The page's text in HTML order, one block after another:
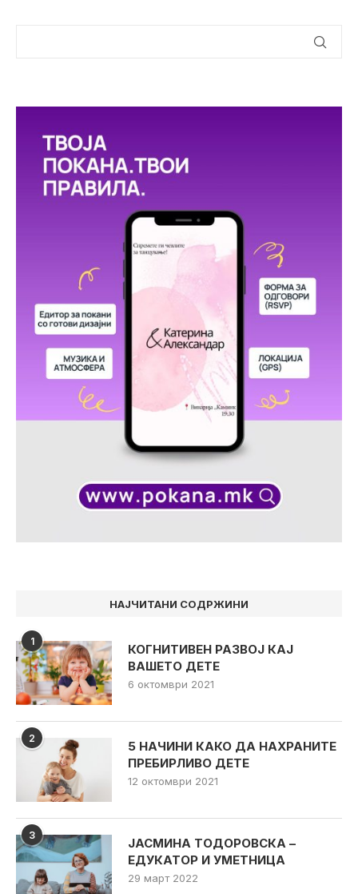
НАЈЧИТАНИ СОДРЖИНИ
1
КОГНИТИВЕН РАЗВОЈ КАЈ
ВАШЕТО ДЕТЕ
6 октомври 2021
2
5 НАЧИНИ КАКО ДА НАХРАНИТЕ
ПРЕБИРЛИВО ДЕТЕ
12 октомври 2021
3
ЈАСМИНА ТОДОРОВСКА –
ЕДУКАТОР И УМЕТНИЦА
29 март 2022